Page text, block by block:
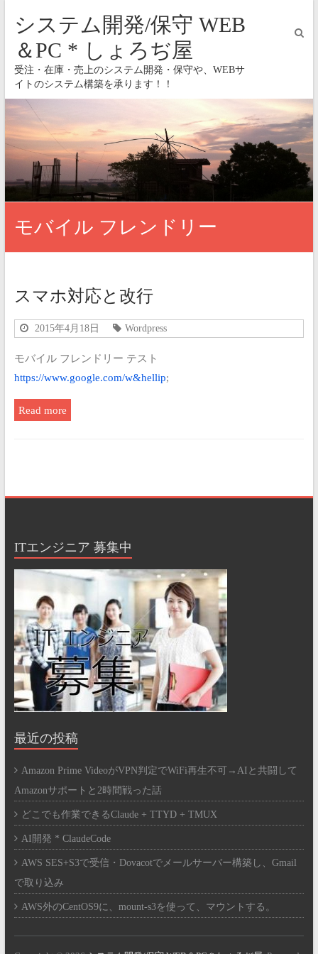
システム開発/保守 WEB
＆PC * しょろぢ屋
受注・在庫・売上のシステム開発・保守や、WEBサ
イトのシステム構築を承ります！！
モバイル フレンドリー
スマホ対応と改行
2015年4月18日 Wordpress
モバイル フレンドリー テスト
https://www.google.com/w&hellip;
Read more
ITエンジニア 募集中
最近の投稿
Amazon Prime VideoがVPN判定でWiFi再生不可→AIと共闘して
Amazonサポートと2時間戦った話
どこでも作業できるClaude + TTYD + TMUX
AI開発 * ClaudeCode
AWS SES+S3で受信・Dovacotでメールサーバー構築し、Gmail
で取り込み
AWS外のCentOS9に、mount-s3を使って、マウントする。